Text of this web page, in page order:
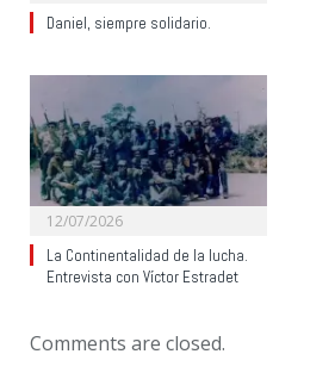
Daniel, siempre solidario.
12/07/2026
La Continentalidad de la lucha.
Entrevista con Víctor Estradet
Comments are closed.